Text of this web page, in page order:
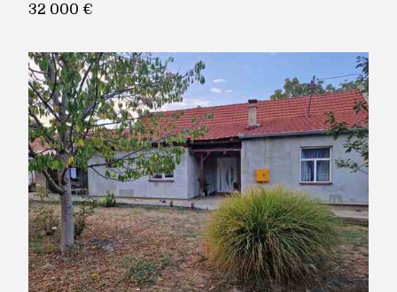
32 000 €